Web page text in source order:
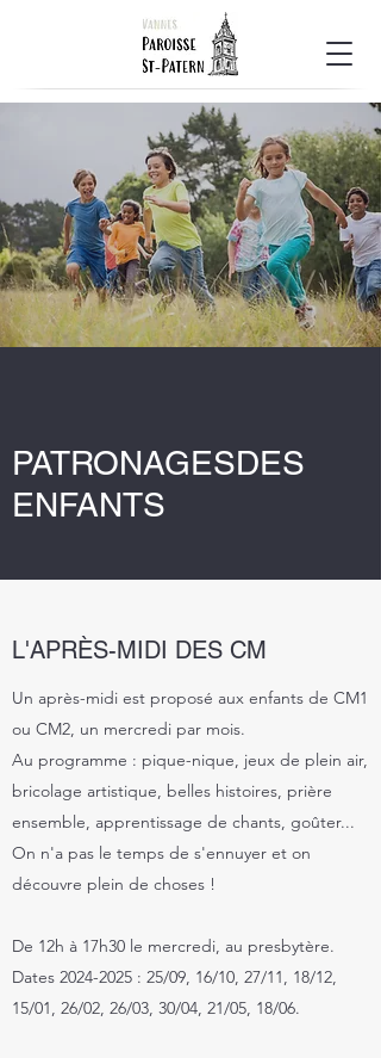
PATRONAGESDES
ENFANTS
L'APRÈS-MIDI DES CM
Un après-midi est proposé aux enfants de CM1
ou CM2, un mercredi par mois.
Au programme : pique-nique, jeux de plein air,
bricolage artistique, belles histoires, prière
ensemble, apprentissage de chants, goûter...
On n'a pas le temps de s'ennuyer et on
découvre plein de choses !
De 12h à 17h30 le mercredi, au presbytère.
Dates 2024-2025 : 25/09, 16/10, 27/11, 18/12,
15/01, 26/02, 26/03, 30/04, 21/05, 18/06.